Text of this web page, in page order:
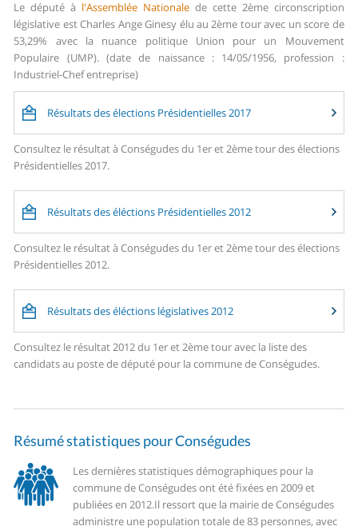
Le député à l'Assemblée Nationale de cette 2ème circonscription
législative est Charles Ange Ginesy élu au 2ème tour avec un score de
53,29% avec la nuance politique Union pour un Mouvement
Populaire (UMP). (date de naissance : 14/05/1956, profession :
Industriel-Chef entreprise)
Résultats des élections Présidentielles 2017
Consultez le résultat à Conségudes du 1er et 2ème tour des élections
Présidentielles 2017.
Résultats des éléctions Présidentielles 2012
Consultez le résultat à Conségudes du 1er et 2ème tour des élections
Présidentielles 2012.
Résultats des éléctions législatives 2012
Consultez le résultat 2012 du 1er et 2ème tour avec la liste des
candidats au poste de député pour la commune de Conségudes.
Résumé statistiques pour Conségudes
Les dernières statistiques démographiques pour la
commune de Conségudes ont été fixées en 2009 et
publiées en 2012.Il ressort que la mairie de Conségudes
administre une population totale de 83 personnes, avec